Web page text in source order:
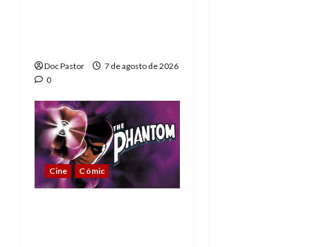
Doc Pastor
7 de agosto de 2026
0
Cine Cómic